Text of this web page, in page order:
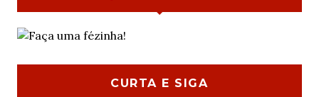
CURTA E SIGA